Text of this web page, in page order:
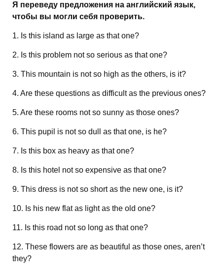
Я переведу предложения на английский язык,
чтобы вы могли себя проверить.
1. Is this island as large as that one?
2. Is this problem not so serious as that one?
3. This mountain is not so high as the others, is it?
4. Are these questions as difficult as the previous ones?
5. Are these rooms not so sunny as those ones?
6. This pupil is not so dull as that one, is he?
7. Is this box as heavy as that one?
8. Is this hotel not so expensive as that one?
9. This dress is not so short as the new one, is it?
10. Is his new flat as light as the old one?
11. Is this road not so long as that one?
12. These flowers are as beautiful as those ones, aren’t
they?